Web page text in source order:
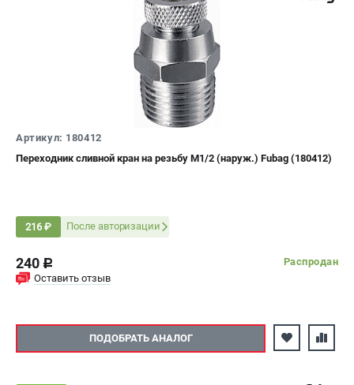
Артикул: 180412
Переходник сливной кран на резьбу М1/2 (наруж.) Fubag (180412)
216 ₽ После авторизации
240 c
Распродан
Оставить отзыв
ПОДОБРАТЬ АНАЛОГ